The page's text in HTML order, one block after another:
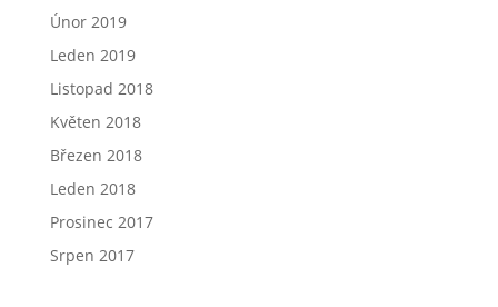
Únor 2019
Leden 2019
Listopad 2018
Květen 2018
Březen 2018
Leden 2018
Prosinec 2017
Srpen 2017